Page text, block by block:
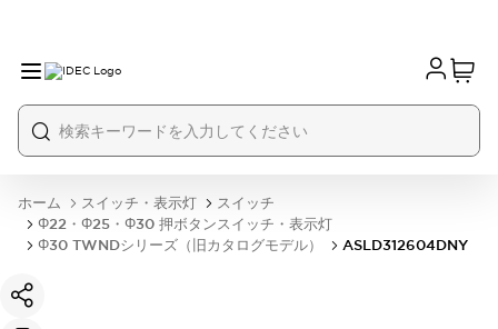
ホーム スイッチ・表示灯
スイッチ
Φ22・Φ25・Φ30 押ボタンスイッチ・表示灯
Φ30 TWNDシリーズ（旧カタログモデル）
ASLD312604DNY